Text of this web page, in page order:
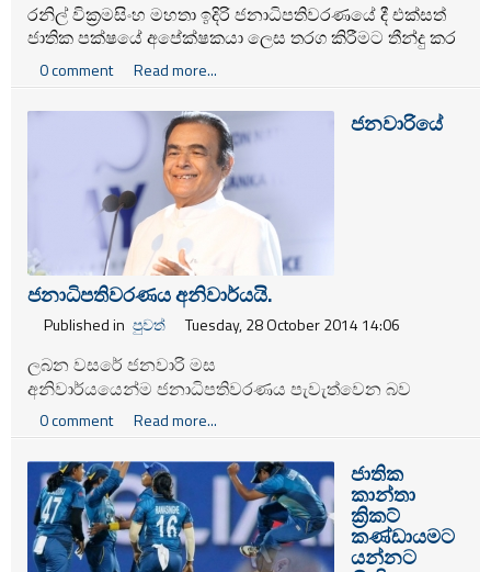
රනිල් වික‍්‍රමසිංහ මහතා ඉදිරි ජනාධිපතිවරණයේ දී එක්සත්
ජාතික පක්ෂයේ අපේක්ෂකයා ලෙස තරග කිරීමට තීන්දු කර
ඇති බවත්, එක්සත් ජාතික පක්ෂ නායකයා ජනාධිපති ධුරයට
පත් කිරීම සදහා ඕනෑම කැප කිරීමකට තමන් සූදානම් බවත්
එම පක්ෂයේ නියෝජ්‍ය නායක සජිත් පේ‍්‍රමදාස මහතා
අවධාරණය කර සිටියි.
0 comment Read more...
ජනවාරියේ
ජනාධිපතිවරණය අනිවාර්යයි.
Published in පුවත් Tuesday, 28 October 2014 14:06
ලබන වසරේ ජනවාරි මස
අනිවාර්යයෙන්ම ජනාධිපතිවරණය පැවැත්වෙන බව
අග්‍රාමාත්‍ය දි.මු. ජයරත්න මහතා පවසයි.
0 comment Read more...
ජාතික
කාන්තා
ක්‍රිකට්
කණ්ඩායමට
යන්නට